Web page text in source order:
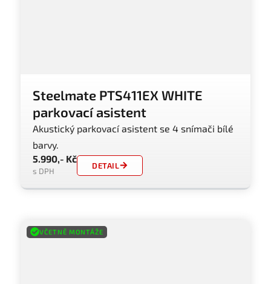
Steelmate PTS411EX WHITE
parkovací asistent
Akustický parkovací asistent se 4 snímači bílé
barvy.
5.990,- Kč
s DPH
DETAIL
VČETNĚ MONTÁŽE